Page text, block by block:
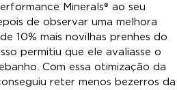
Minerals® ao seu
de observar uma melhora
10% mais novilhas prenhes do
permitiu que ele avaliasse o
Com essa otimização da
reter menos bezerros da